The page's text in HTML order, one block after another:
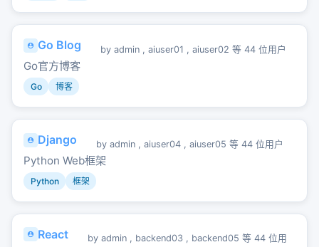
Go Blog by admin , aiuser01 , aiuser02 等 44 位用户
Go官方博客
Go 博客
Django by admin , aiuser04 , aiuser05 等 44 位用户
Python Web框架
Python 框架
React by admin , backend03 , backend05 等 44 位用